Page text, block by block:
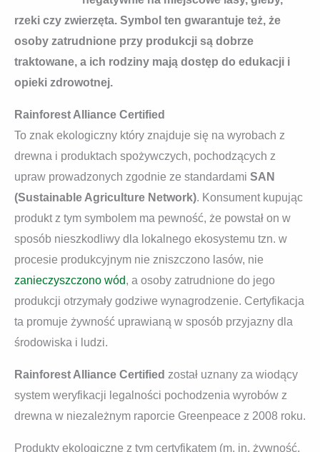
rzeki czy zwierzęta. Symbol ten gwarantuje też, że
osoby zatrudnione przy produkcji są dobrze
traktowane, a ich rodziny mają dostęp do edukacji i
opieki zdrowotnej.
Rainforest Alliance Certified
To znak ekologiczny który znajduje się na wyrobach z
drewna i produktach spożywczych, pochodzących z
upraw prowadzonych zgodnie ze standardami SAN
(Sustainable Agriculture Network). Konsument kupując
produkt z tym symbolem ma pewność, że powstał on w
sposób nieszkodliwy dla lokalnego ekosystemu tzn. w
procesie produkcyjnym nie zniszczono lasów, nie
zanieczyszczono wód, a osoby zatrudnione do jego
produkcji otrzymały godziwe wynagrodzenie. Certyfikacja
ta promuje żywność uprawianą w sposób przyjazny dla
środowiska i ludzi.
Rainforest Alliance Certified został uznany za wiodący
system weryfikacji legalności pochodzenia wyrobów z
drewna w niezależnym raporcie Greenpeace z 2008 roku.
Produkty ekologiczne z tym certyfikatem (m. in. żywność,